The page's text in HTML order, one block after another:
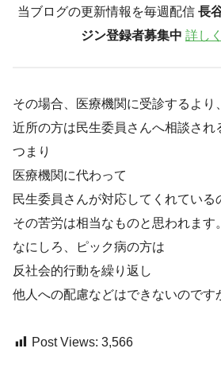
当ブログの更新情報を毎週配信 長
ジン登録者募集中 詳し
その場合、医療機関に受診するより、
近所の方は民生委員さんへ相談され
つまり
医療機関に代わって
民生委員さんが対応してくれている
その苦労は相当なものと思われます。
なにしろ、ピック病の方は
反社会的行動を繰り返し
他人への配慮などはできないのです
Post Views: 3,566